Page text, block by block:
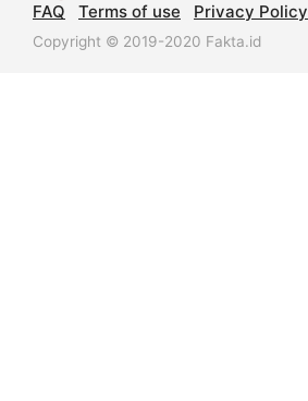
FAQ Terms of use Privacy Policy
Copyright © 2019-2020 Fakta.id